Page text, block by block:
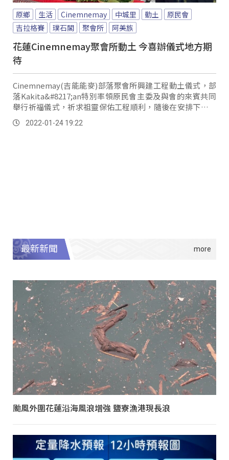
原鄉 生活 Cinemnemay 中城里 動土
原民會
吉拉格賽
璞石閣 聚會所 阿美族
花蓮Cinemnemay聚會所動土 今喜辦儀式地方期
待
Cinemnemay(吉能能麥)部落聚會所興建工程動土儀式，部
落Kakita&#8217;an特別率領原民會主委及與會的來賓共同
舉行祈福儀式，祈求祖靈保佑工程順利，隨後在安排下分別
戴上安全帽，並持金鏟子共同進行動土儀式。
2022-01-24 19:22
最新新聞
颱風外圍花蓮沿海風浪增強 鹽寮漁港現長浪